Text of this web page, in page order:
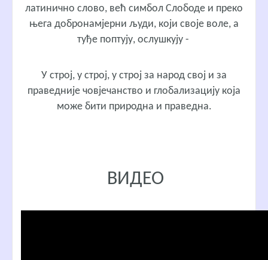
латинично слово, већ симбол Слободе и преко
њега добронамјерни људи, који своје воле, а
туђе поптују, ослушкују -
У строј, у строј, у строј за народ свој и за
праведније човјечанство и глобализацију која
може бити природна и праведна.
ВИДЕО